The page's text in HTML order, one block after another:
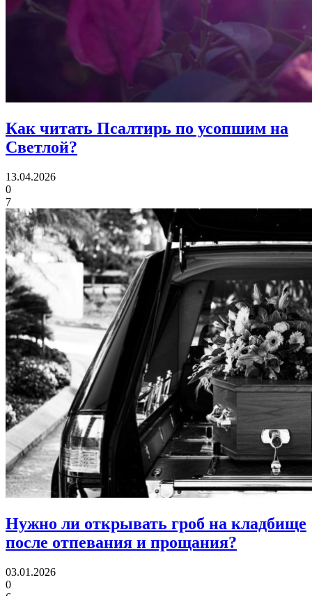
Как читать Псалтирь по усопшим на
Светлой?
13.04.2026
0
7
Нужно ли открывать гроб на кладбище
после отпевания и прощания?
03.01.2026
0